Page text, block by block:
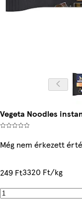
Vegeta Noodles
Még nem érkezett
249 Ft3320 Ft/kg